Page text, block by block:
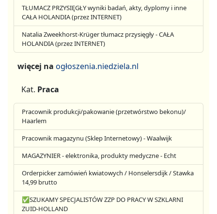
TŁUMACZ PRZYSIĘGŁY wyniki badań, akty, dyplomy i inne
CAŁA HOLANDIA (przez INTERNET)
Natalia Zweekhorst-Krüger tłumacz przysięgły - CAŁA
HOLANDIA (przez INTERNET)
więcej na ogłoszenia.niedziela.nl
Kat. Praca
Pracownik produkcji/pakowanie (przetwórstwo bekonu)/
Haarlem
Pracownik magazynu (Sklep Internetowy) - Waalwijk
MAGAZYNIER - elektronika, produkty medyczne - Echt
Orderpicker zamówień kwiatowych / Honselersdijk / Stawka
14,99 brutto
✅SZUKAMY SPECJALISTÓW ZZP DO PRACY W SZKLARNI
ZUID-HOLLAND